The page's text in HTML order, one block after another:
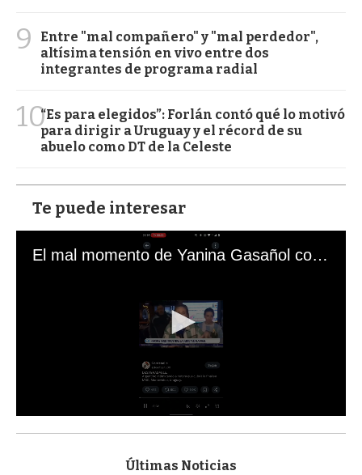
9
Entre "mal compañero" y "mal perdedor",
altísima tensión en vivo entre dos
integrantes de programa radial
10“Es para elegidos”: Forlán contó qué lo motivó
para dirigir a Uruguay y el récord de su
abuelo como DT de la Celeste
Te puede interesar
El mal momento de Yanina Gasañol con un hincha argentino en "Subrayado"
s
Últimas Noticias